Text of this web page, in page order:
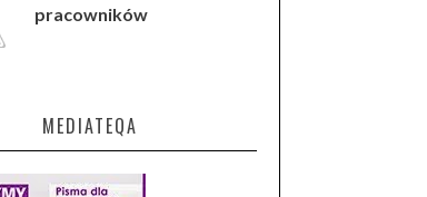
pracowników
MEDIATEQA